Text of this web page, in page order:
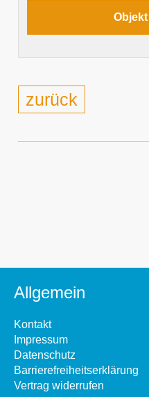
zurück
Allgemein
Kontakt
Impressum
Datenschutz
Barrierefreiheitserklärung
Vertrag widerrufen